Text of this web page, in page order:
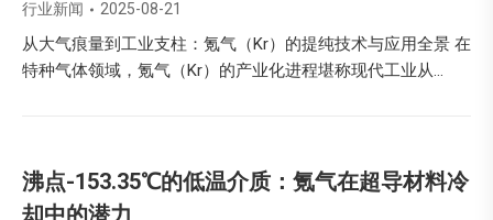
行业新闻 2025-08-21
从大气痕量到工业支柱：氪气（Kr）的提纯技术与应用全景 在
特种气体领域，氪气（Kr）的产业化进程堪称现代工业从…
沸点-153.35℃的低温介质：氪气在超导材料冷